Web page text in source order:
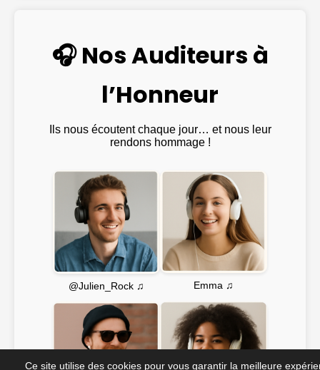
🎧 Nos Auditeurs à
l’Honneur
Ils nous écoutent chaque jour… et nous leur
rendons hommage !
@Julien_Rock ♫ Emma ♫
Ce site utilise des cookies pour vous garantir la meilleure